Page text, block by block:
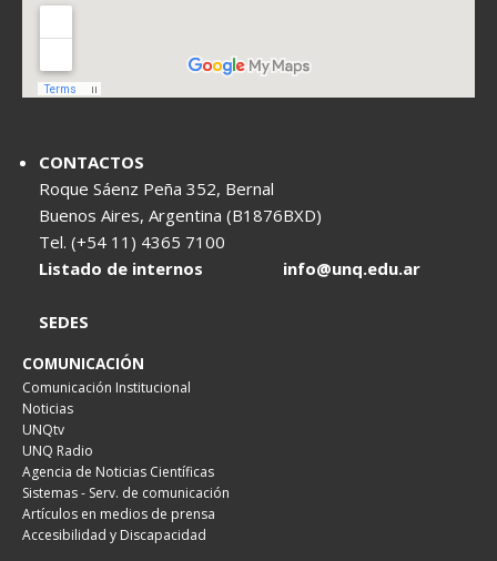
CONTACTOS
Roque Sáenz Peña 352, Bernal
Buenos Aires, Argentina (B1876BXD)
Tel. (+54 11) 4365 7100
Listado de internos
info@unq.edu.ar
SEDES
COMUNICACIÓN
Comunicación Institucional
Noticias
UNQtv
UNQ Radio
Agencia de Noticias Científicas
Sistemas - Serv. de comunicación
Artículos en medios de prensa
Accesibilidad y Discapacidad